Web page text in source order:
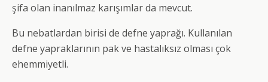
şifa olan inanılmaz karışımlar da mevcut.
Bu nebatlardan birisi de defne yaprağı. Kullanılan
defne yapraklarının pak ve hastalıksız olması çok
ehemmiyetli.